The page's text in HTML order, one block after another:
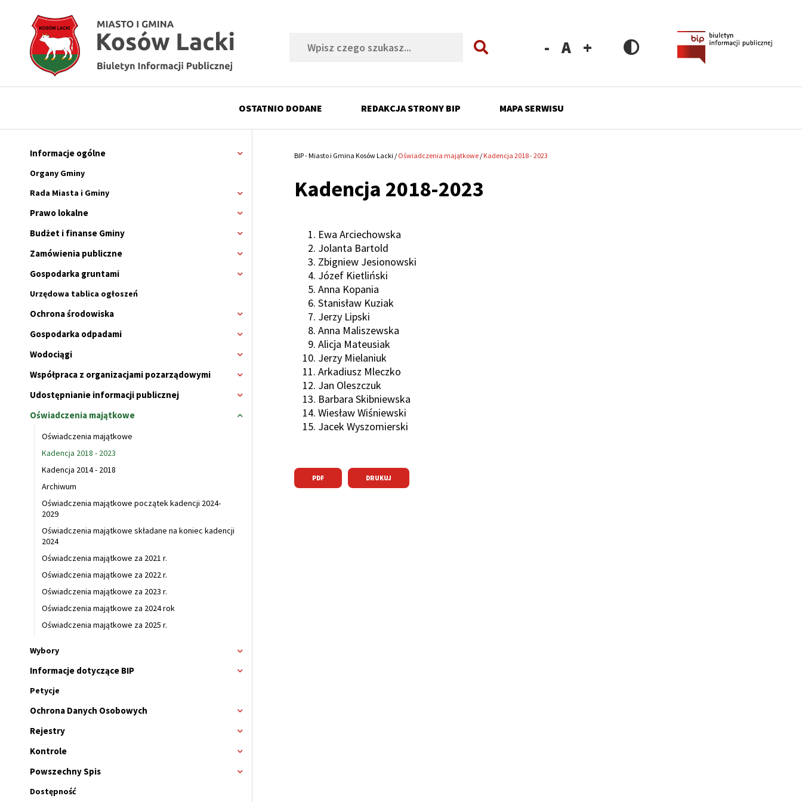
Przejdź
menu
Przejdź
treści
Przejdź
wyszukiwania
Przejdź
stopki
czcionkiczcionkiczcionki
OSTATNIO DODANE REDAKCJA STRONY BIP MAPA SERWISU
Główne
menu
serwisu
Informacje ogólne
Rozwiń
Organy Gminy
Rada Miasta i Gminy
Rozwiń
Rada
i
Gminy
Prawo lokalne
Rozwiń
Budżet i finanse Gminy
Rozwiń
Zamówienia publiczne
Rozwiń
Gospodarka gruntami
Rozwiń
Urzędowa tablica ogłoszeń
Ochrona środowiska
Rozwiń
Gospodarka odpadami
Rozwiń
Wodociągi
Rozwiń
Współpraca z organizacjami pozarządowymi
Rozwiń
Udostępnianie informacji publicznej
Rozwiń
Oświadczenia majątkowe
Zwiń
Oświadczenia majątkowe
Kadencja 2018 - 2023
Kadencja 2014 - 2018
Archiwum
Oświadczenia majątkowe początek kadencji 2024-
2029
Oświadczenia majątkowe składane na koniec kadencji
2024
Oświadczenia majątkowe za 2021 r.
Oświadczenia majątkowe za 2022 r.
Oświadczenia majątkowe za 2023 r.
Oświadczenia majątkowe za 2024 rok
Oświadczenia majątkowe za 2025 r.
Wybory
Rozwiń
Wybory
Informacje dotyczące BIP
Rozwiń
Petycje
Ochrona Danych Osobowych
Rozwiń
Rejestry
Rozwiń
Kontrole
Rozwiń
Powszechny Spis
Rozwiń
Dostępność
nawigacyjna
BIP - Miasto i Gmina Kosów Lacki Oświadczenia majątkowe Kadencja 2018 - 2023
Kadencja 2018-2023
Ewa Arciechowska
Jolanta Bartold
Zbigniew Jesionowski
Józef Kietliński
Anna Kopania
Stanisław Kuziak
Jerzy Lipski
Anna Maliszewska
Alicja Mateusiak
Jerzy Mielaniuk
Arkadiusz Mleczko
Jan Oleszczuk
Barbara Skibniewska
Wiesław Wiśniewski
Jacek Wyszomierski
PDF DRUKUJ